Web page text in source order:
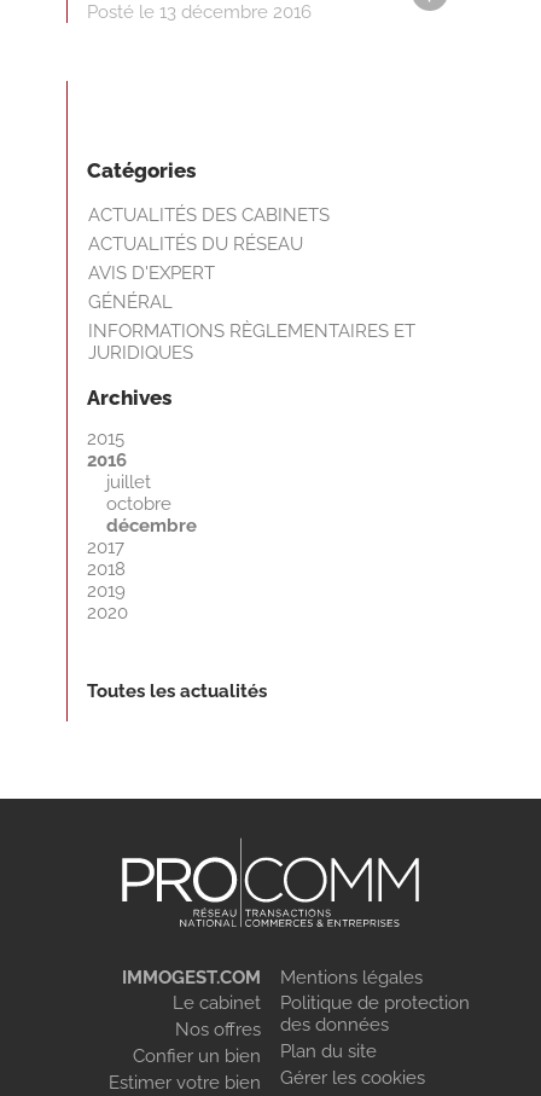
Posté le 13 décembre 2016
Catégories
ACTUALITÉS DES CABINETS
ACTUALITÉS DU RÉSEAU
AVIS D'EXPERT
GÉNÉRAL
INFORMATIONS RÈGLEMENTAIRES ET
JURIDIQUES
Archives
2015
2016
juillet
octobre
décembre
2017
2018
2019
2020
Toutes les actualités
IMMOGEST.COM
Le cabinet
Nos offres
Confier un bien
Estimer votre bien
Mentions légales
Politique de protection
des données
Plan du site
Gérer les cookies